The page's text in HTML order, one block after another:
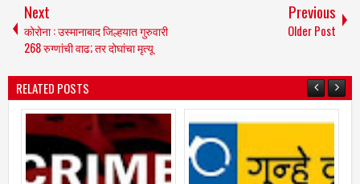
Next
कोरोना : उस्मानाबाद जिल्हयात गुरुवारी
268 रुग्णांची वाढ; तर दोघांचा मृत्यू
Previous
Older Post
RELATED POSTS